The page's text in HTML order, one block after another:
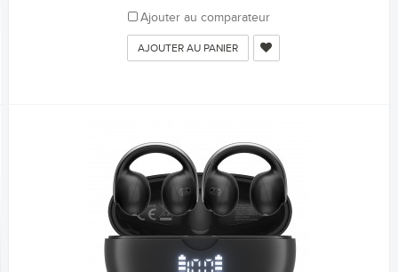
Ajouter au comparateur
AJOUTER AU PANIER